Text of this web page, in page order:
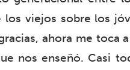
los viejos sobre los
ahora me toca
nos enseñó. Casi